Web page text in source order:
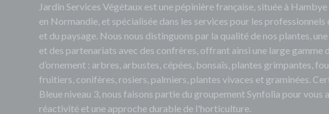
Jardin Services Végétaux est une pépinière française, située à
en Normandie, et spécialisée dans les services pour les
et du paysage. Nous nous distinguons par la qualité de nos plantes,
et des partenariats avec des confrères, offrant ainsi une large gamme
d’ornement : arbres, arbustes, cépées, bonsaïs, plantes grimpantes,
fruitiers, conifères, rosiers, palmiers, plantes vivaces et graminées.
Bleue niveau 3, nous faisons partie du groupement Synfolia pour vous
réactivité et une approche durable de l'horticulture.